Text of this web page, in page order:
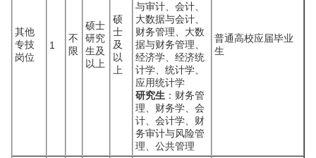
其他
专技
岗位
1
不
限
硕士
研究
生及
以上
硕
士
及
以
上
与审计、会计、
大数据与会计、
财务管理、大数
据与财务管理、
经济学、经济统
计学、统计学、
应用统计学
研究生 ：财务管
理、财务学、会
计、会计学、财
务审计与风险管
理、公共管理
普通高校应届毕业
生